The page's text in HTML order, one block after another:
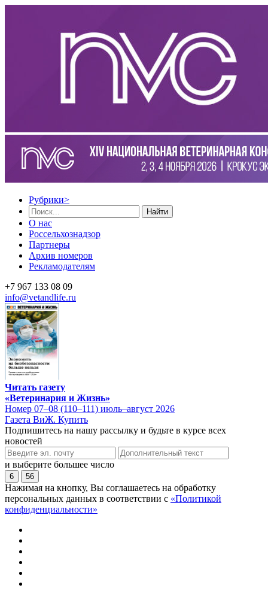
Рубрики>
Найти
О нас
Россельхознадзор
Партнеры
Архив номеров
Рекламодателям
+7 967 133 08 09
info@vetandlife.ru
Читать газету
«Ветеринария и Жизнь»
Номер 07–08 (110–111) июль–август 2026
Газета ВиЖ. Купить
Подпишитесь на нашу рассылку и будьте в курсе всех
новостей
и выберите большее число
6 56
Нажимая на кнопку, Вы соглашаетесь на обработку
персональных данных в соответствии с «Политикой
конфиденциальности»